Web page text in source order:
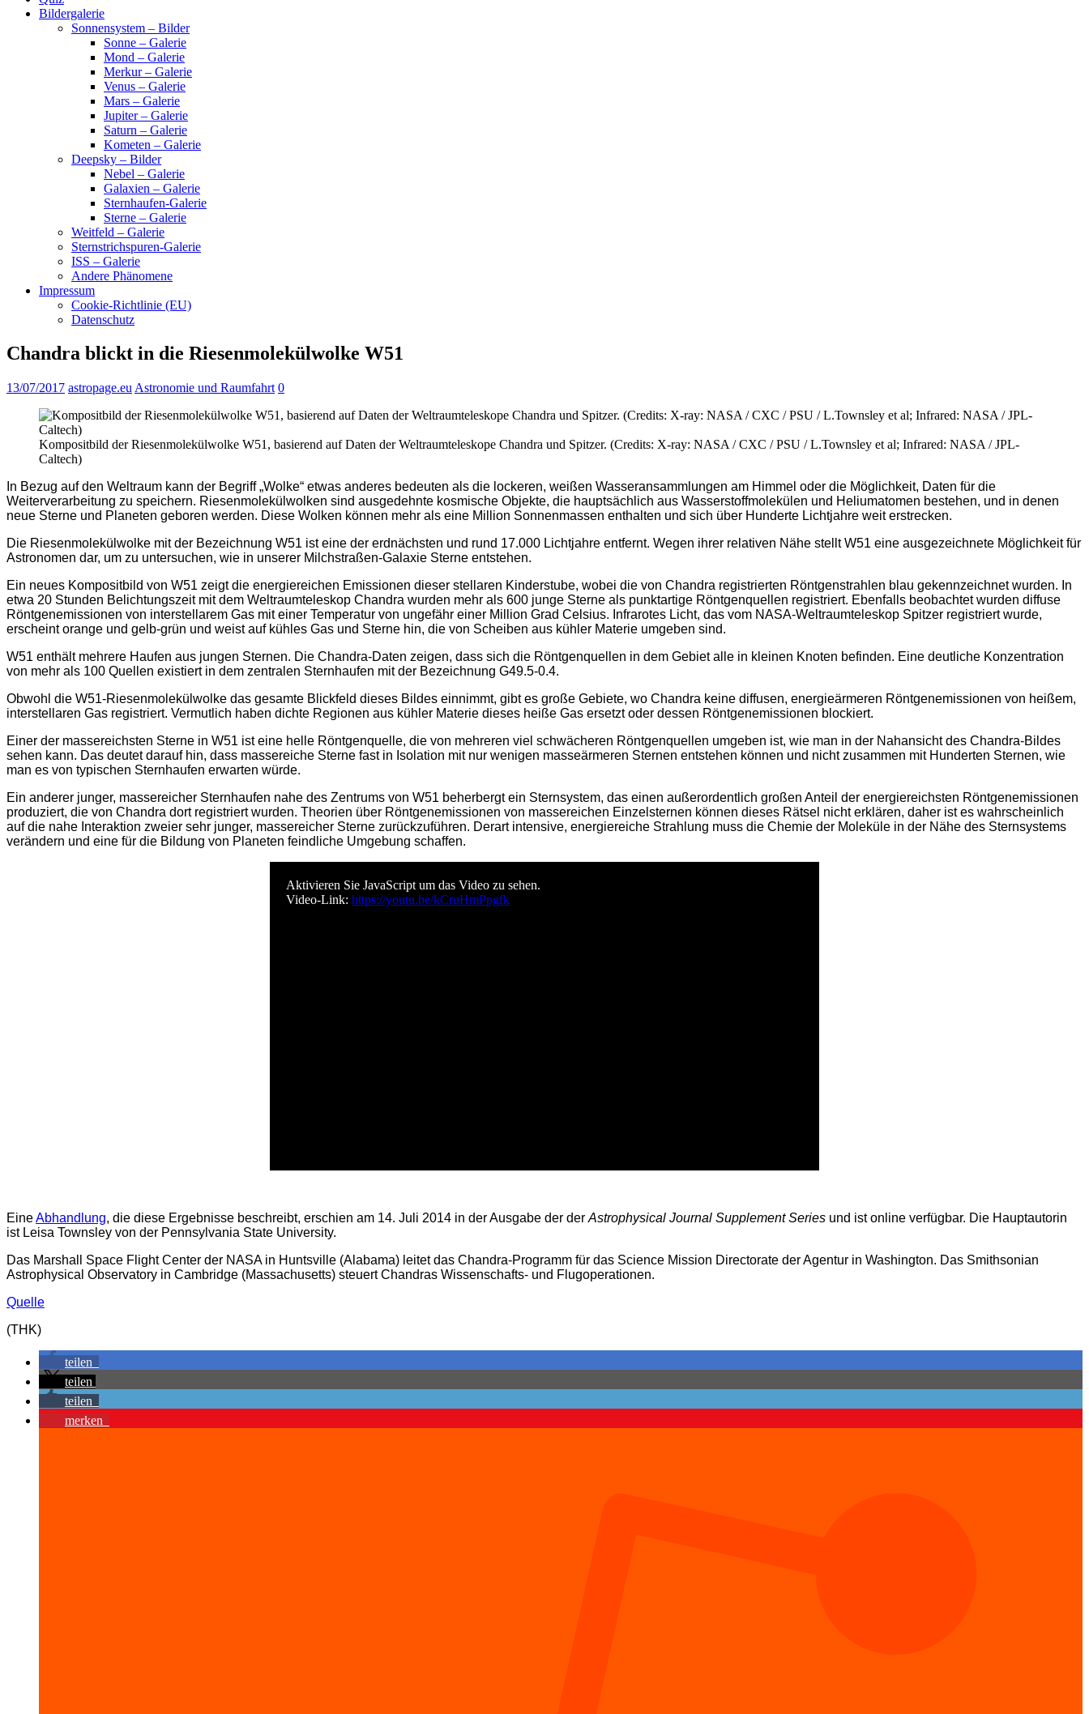
Bildergalerie
Sonnensystem – Bilder
Sonne – Galerie
Mond – Galerie
Merkur – Galerie
Venus – Galerie
Mars – Galerie
Jupiter – Galerie
Saturn – Galerie
Kometen – Galerie
Deepsky – Bilder
Nebel – Galerie
Galaxien – Galerie
Sternhaufen-Galerie
Sterne – Galerie
Weitfeld – Galerie
Sternstrichspuren-Galerie
ISS – Galerie
Andere Phänomene
Impressum
Cookie-Richtlinie (EU)
Datenschutz
Chandra blickt in die Riesenmolekülwolke W51
13/07/2017 astropage.eu Astronomie und Raumfahrt 0
Kompositbild der Riesenmolekülwolke W51, basierend auf Daten der Weltraumteleskope Chandra und Spitzer. (Credits: X-ray: NASA / CXC / PSU / L.Townsley et al; Infrared: NASA / JPL-
Caltech)
In Bezug auf den Weltraum kann der Begriff „Wolke“ etwas anderes bedeuten als die lockeren, weißen Wasseransammlungen am Himmel oder die Möglichkeit, Daten für die
Weiterverarbeitung zu speichern. Riesenmolekülwolken sind ausgedehnte kosmische Objekte, die hauptsächlich aus Wasserstoffmolekülen und Heliumatomen bestehen, und in denen
neue Sterne und Planeten geboren werden. Diese Wolken können mehr als eine Million Sonnenmassen enthalten und sich über Hunderte Lichtjahre weit erstrecken.
Die Riesenmolekülwolke mit der Bezeichnung W51 ist eine der erdnächsten und rund 17.000 Lichtjahre entfernt. Wegen ihrer relativen Nähe stellt W51 eine ausgezeichnete Möglichkeit für
Astronomen dar, um zu untersuchen, wie in unserer Milchstraßen-Galaxie Sterne entstehen.
Ein neues Kompositbild von W51 zeigt die energiereichen Emissionen dieser stellaren Kinderstube, wobei die von Chandra registrierten Röntgenstrahlen blau gekennzeichnet wurden. In
etwa 20 Stunden Belichtungszeit mit dem Weltraumteleskop Chandra wurden mehr als 600 junge Sterne als punktartige Röntgenquellen registriert. Ebenfalls beobachtet wurden diffuse
Röntgenemissionen von interstellarem Gas mit einer Temperatur von ungefähr einer Million Grad Celsius. Infrarotes Licht, das vom NASA-Weltraumteleskop Spitzer registriert wurde,
erscheint orange und gelb-grün und weist auf kühles Gas und Sterne hin, die von Scheiben aus kühler Materie umgeben sind.
W51 enthält mehrere Haufen aus jungen Sternen. Die Chandra-Daten zeigen, dass sich die Röntgenquellen in dem Gebiet alle in kleinen Knoten befinden. Eine deutliche Konzentration
von mehr als 100 Quellen existiert in dem zentralen Sternhaufen mit der Bezeichnung G49.5-0.4.
Obwohl die W51-Riesenmolekülwolke das gesamte Blickfeld dieses Bildes einnimmt, gibt es große Gebiete, wo Chandra keine diffusen, energieärmeren Röntgenemissionen von heißem,
interstellaren Gas registriert. Vermutlich haben dichte Regionen aus kühler Materie dieses heiße Gas ersetzt oder dessen Röntgenemissionen blockiert.
Einer der massereichsten Sterne in W51 ist eine helle Röntgenquelle, die von mehreren viel schwächeren Röntgenquellen umgeben ist, wie man in der Nahansicht des Chandra-Bildes
sehen kann. Das deutet darauf hin, dass massereiche Sterne fast in Isolation mit nur wenigen masseärmeren Sternen entstehen können und nicht zusammen mit Hunderten Sternen, wie
man es von typischen Sternhaufen erwarten würde.
Ein anderer junger, massereicher Sternhaufen nahe des Zentrums von W51 beherbergt ein Sternsystem, das einen außerordentlich großen Anteil der energiereichsten Röntgenemissionen
produziert, die von Chandra dort registriert wurden. Theorien über Röntgenemissionen von massereichen Einzelsternen können dieses Rätsel nicht erklären, daher ist es wahrscheinlich
auf die nahe Interaktion zweier sehr junger, massereicher Sterne zurückzuführen. Derart intensive, energiereiche Strahlung muss die Chemie der Moleküle in der Nähe des Sternsystems
verändern und eine für die Bildung von Planeten feindliche Umgebung schaffen.
Aktivieren Sie JavaScript um das Video zu sehen.
Video-Link: https://youtu.be/kCruHmPpgfk
EineAbhandlung, die diese Ergebnisse beschreibt, erschien am 14. Juli 2014 in der Ausgabe der der Astrophysical Journal Supplement Series und ist online verfügbar. Die Hauptautorin
ist Leisa Townsley von der Pennsylvania State University.
Das Marshall Space Flight Center der NASA in Huntsville (Alabama) leitet das Chandra-Programm für das Science Mission Directorate der Agentur in Washington. Das Smithsonian
Astrophysical Observatory in Cambridge (Massachusetts) steuert Chandras Wissenschafts- und Flugoperationen.
Quelle
(THK)
teilen
teilen
teilen
merken